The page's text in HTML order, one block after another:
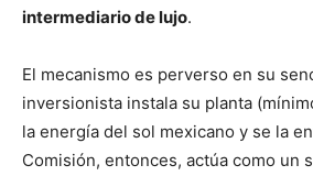
intermediario de lujo.
El mecanismo es perverso en su
inversionista instala su planta
la energía del sol mexicano y se la
Comisión, entonces, actúa como un